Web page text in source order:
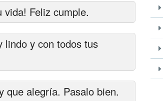
Feliz cumple.
lindo y con todos tus
que alegría. Pasalo bien.